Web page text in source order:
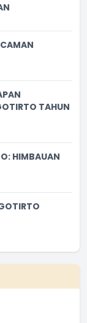
TAHUN
HIMBAUAN